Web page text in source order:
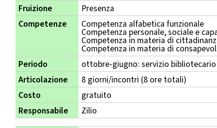
Fruizione
Presenza
Competenze
Competenza alfabetica funzionale
Competenza personale, sociale e
Competenza in materia di
Competenza in materia di
Periodo
ottobre-giugno: servizio
Articolazione
8 giorni/incontri (8 ore totali)
Costo
gratuito
Responsabile
Zilio